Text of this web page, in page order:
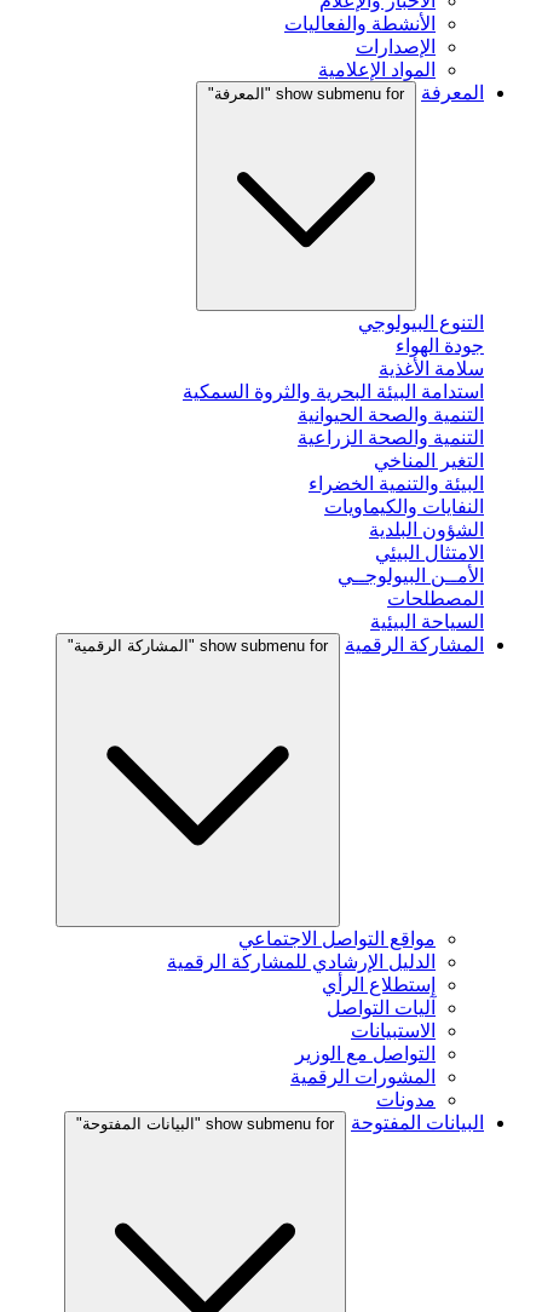
الأنشطة والفعاليات
الإصدارات
المواد الإعلامية
المعرفة
show submenu for "المعرفة"
التنوع البيولوجي
جودة الهواء
سلامة الأغذية
استدامة البيئة البحرية والثروة السمكية
التنمية والصحة الحيوانية
التنمية والصحة الزراعية
التغير المناخي
البيئة والتنمية الخضراء
النفايات والكيماويات
الشؤون البلدية
الامتثال البيئي
الأمــن البيولوجــي
المصطلحات
السياحة البيئية
المشاركة الرقمية
show submenu for "المشاركة الرقمية"
مواقع التواصل الاجتماعي
الدليل الإرشادي للمشاركة الرقمية
إستطلاع الرأي
آليات التواصل
الاستبيانات
التواصل مع الوزير
المشورات الرقمية
مدونات
البيانات المفتوحة
show submenu for "البيانات المفتوحة"